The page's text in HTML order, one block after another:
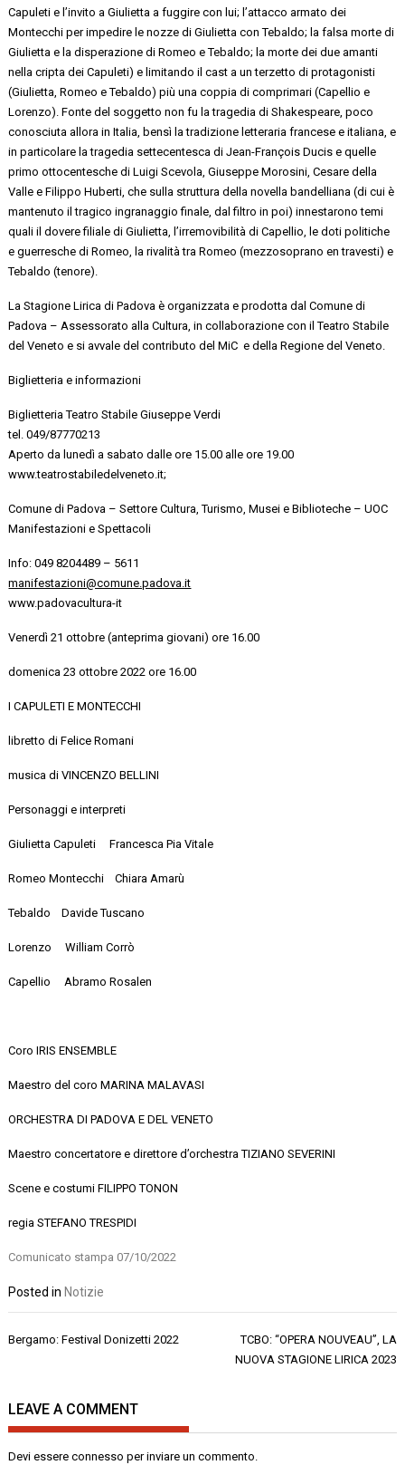
Capuleti e l’invito a Giulietta a fuggire con lui; l’attacco armato dei
Montecchi per impedire le nozze di Giulietta con Tebaldo; la falsa morte di
Giulietta e la disperazione di Romeo e Tebaldo; la morte dei due amanti
nella cripta deiCapuleti) e limitando ilcast a un terzetto di protagonisti
(Giulietta, Romeo e Tebaldo) più una coppia di comprimari (Capellio e
Lorenzo). Fonte del soggetto non fu la tragedia di Shakespeare, poco
conosciuta allora in Italia, bensì la tradizione letteraria francese e italiana, e
in particolare la tragedia settecentesca di Jean-François Ducis equelle
primo ottocentesche di Luigi Scevola, GiuseppeMorosini , Cesare della
Valle e FilippoHuberti , che sulla struttura della novella bandelliana (di cui è
mantenuto il tragico ingranaggio finale, dal filtro in poi) innestarono temi
quali il dovere filiale di Giulietta, l’irremovibilità diCapellio , le doti politiche
e guerresche di Romeo, la rivalità tra Romeo (mezzosopranoen travesti) e
Tebaldo (tenore).
La Stagione Lirica di Padova è organizzata e prodotta dalComune di
Padova – Assessorato alla Cultura , in collaborazione con ilTeatro Stabile
del Veneto e si avvale delcontributo delMiC e della Regione del Veneto.
Biglietteria e informazioni
Biglietteria Teatro Stabile Giuseppe Verdi
tel. 049/87770213
Aperto da lunedìa sabato dalle ore 15.00 alle ore 19.00
www.teatrostabiledelveneto.it;
Comune di Padova –Settore Cultura, Turismo, Musei e Biblioteche – UOC
Manifestazioni e Spettacoli
Info: 049 8204489 – 5611
manifestazioni@comune.padova.it
www.padovacultura-it
Venerdì 21 ottobre (anteprima giovani) ore 16.00
domenica 23 ottobre 2022 ore 16.00
I CAPULETI E MONTECCHI
libretto di Felice Romani
musica di VINCENZO BELLINI
Personaggi e interpreti
GiuliettaCapuleti ​​Francesca Pia Vitale
Romeo Montecchi ​​Chiara Amarù
Tebaldo ​​​DavideTuscano
Lorenzo ​​​WilliamCorrò
Capellio AbramoRosalen
Coro IRIS ENSEMBLE
Maestro del coro MARINA MALAVASI
ORCHESTRA DI PADOVA E DEL VENETO
Maestro concertatore e direttore d’orchestra TIZIANO SEVERINI
Scene e costumi FILIPPO TONON
regia STEFANO TRESPIDI
Comunicato stampa 07/10/2022
Posted in Notizie
Navigazione
Bergamo: Festival Donizetti 2022
TCBO: “OPERA NOUVEAU”, LA
NUOVA STAGIONE LIRICA 2023
LEAVE A COMMENT
Devi essereconnesso per inviare un commento.